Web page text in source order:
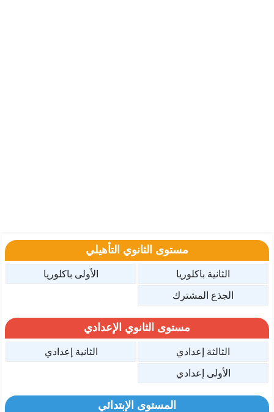
مستوى الثانوي التأهيلي
الثانية باكلوريا
الأولى باكلوريا
الجذع المشترك
مستوى الثانوي الإعدادي
الثالثة إعدادي
الثانية إعدادي
الأولى إعدادي
المستوى الإبتدائي